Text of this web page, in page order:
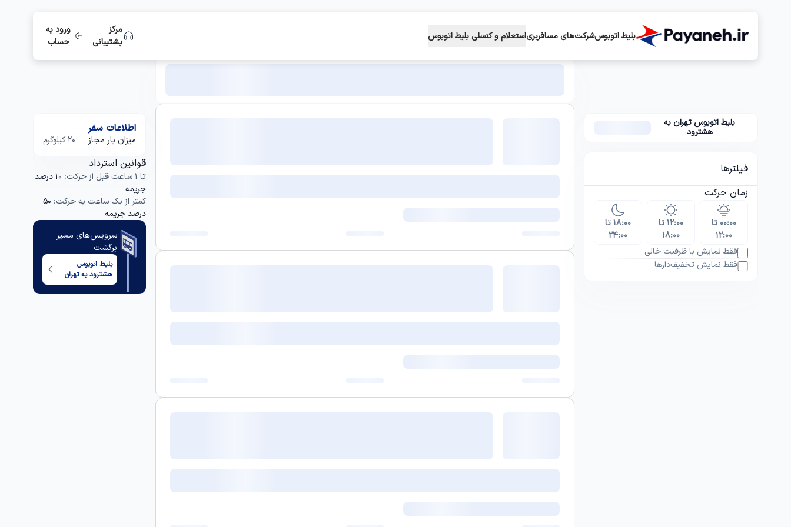
بلیط اتوبوسشرکت‌های مسافربریاستعلام و کنسلی بلیط اتوبوس
مرکز
پشتیبانی
ورود به
حساب
بلیط اتوبوس تهران به
هشترود
فیلترها
زمان حرکت
۰۰:۰۰ تا
۱۲:۰۰
۱۲:۰۰ تا
۱۸:۰۰
۱۸:۰۰ تا
۲۴:۰۰
فقط نمایش با ظرفیت خالی
فقط نمایش تخفیف‌دارها
اطلاعات سفر
میزان بار مجاز 20 کیلوگرم
قوانین استرداد
تا 1 ساعت قبل از حرکت:
10 درصد
جریمه
کمتر از یک ساعت به حرکت: 50
درصد جریمه
سرویس‌های مسیر
برگشت
بلیط اتوبوس
هشترودبهتهران